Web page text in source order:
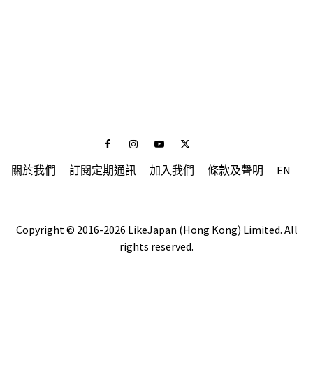
FacebookInstagramYoutubeTwitter
關於我們 訂閱定期通訊 加入我們 條款及聲明 EN
Copyright © 2016-2026 LikeJapan (Hong Kong) Limited. All
rights reserved.